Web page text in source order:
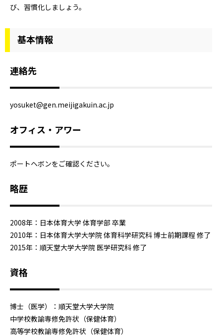
び、習慣化しましょう。
基本情報
連絡先
yosuket@gen.meijigakuin.ac.jp
オフィス・アワー
ポートヘボンをご確認ください。
略歴
2008年：日本体育大学 体育学部 卒業
2010年：日本体育大学大学院 体育科学研究科 博士前期課程 修了
2015年：順天堂大学大学院 医学研究科 修了
資格
博士（医学）：順天堂大学大学院
中学校教諭専修免許状（保健体育）
高等学校教諭専修免許状（保健体育）